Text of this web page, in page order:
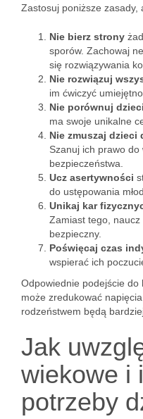
Zastosuj poniższe zasady,
Nie bierz strony
sporów. Zachowaj
się rozwiązywania
Nie rozwiązuj
im ćwiczyć
Nie porównuj dzieci
ma swoje unikalne
Nie zmuszaj dzieci
Szanuj ich prawo do
bezpieczeństwa.
Ucz asertywności
do ustępowania
Unikaj kar
Zamiast tego,
bezpieczny.
Poświęcaj czas
wspierać ich
Odpowiednie podejście do
może zredukować
rodzeństwem będą
Jak
wiekowe i
potrzeby